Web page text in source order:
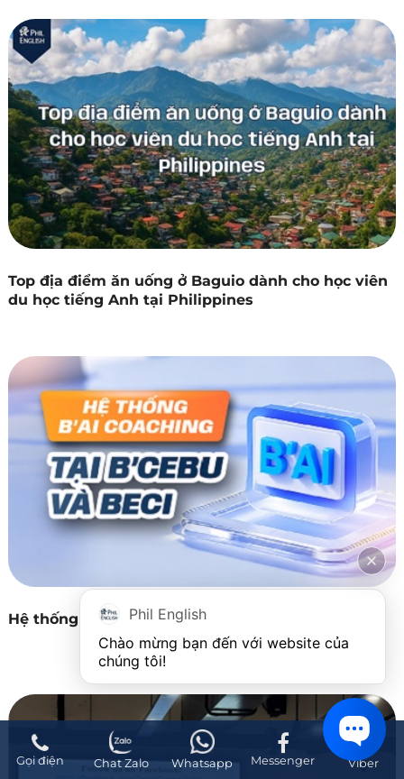
Top địa điểm ăn uống ở Baguio dành cho học viên
du học tiếng Anh tại Philippines
Hệ thống B'AI coaching tại B'Cebu và Beci
Gọi điện Chat Zalo Whatsapp Messenger Viber
Phil English
Chào mừng bạn đến với website của
chúng tôi!